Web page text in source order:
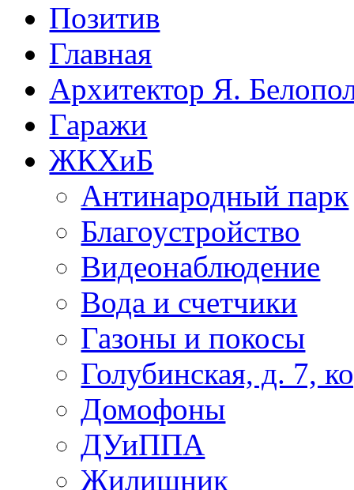
Позитив
Главная
Архитектор Я.
Гаражи
ЖКХиБ
Антинародный парк
Благоустройство
Видеонаблюдение
Вода и счетчики
Газоны и покосы
Голубинская, д. 7,
Домофоны
ДУиППА
Жилищник